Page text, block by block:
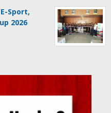
Sport,
2026